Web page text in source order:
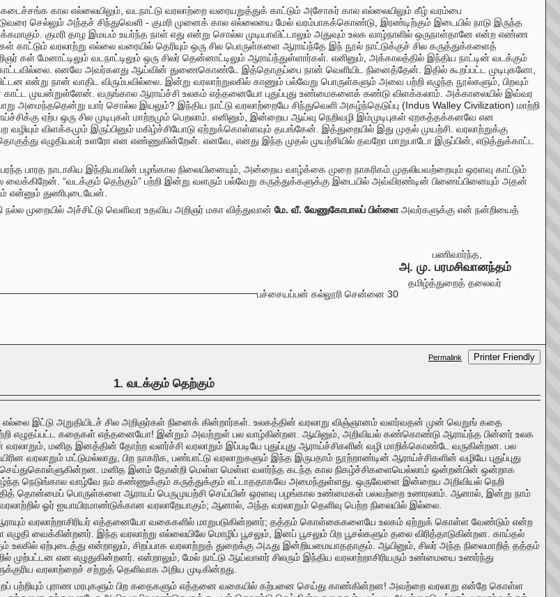
கடைச்சங்க கால எல்லையிலும், வடநாட்டு வரலாற்றை வரையறுத்துக் காட்டும் அசோகர் கால எல்லையிலும் கீழ் வரம்பை
செல்லும் அந்தச் சிந்துவெளி - குமரி முனைக் கால எல்லையை மேல் வரம்பாகக்கொண்டு, இரண்டிற்கும் இடையில் நாடு இருந்த
குமரி தாழ இமயம் உயர்ந்த நாள் எது என்று சொல்ல முடியாவிட்டாலும் அதுவும் உலக வாழ்நாளில் ஒருநாள்தானே என்ற எண்ண
வரலாற்று எல்லை வரையில் தெரியும் ஒரு சில பொருள்களை ஆராய்ந்தே இந் நூல் நாட்டுக்குச் சில கருத்துக்களைத்
கள் மேனாட்டிலும் வடநாட்டிலும் ஒரு சிலர் தென்னாட்டிலும் ஆராய்ந்துள்ளார்கள். எனினும், அக்காலத்தில் இந்திய நாட்டின் வடக்கும்
எனவே அவர்களது ஆய்வின் துணைகொண்டே இத்தொகுப்பை நான் வெளியிட நினைத்தேன். இதில் கூறப்பட்ட முடிபுகளோ,
என்று நான் வாதிட விரும்பவில்லை. இன்று வரலாற்றுலகில் காணும் பல்வேறு பொருள்களும் அவை பற்றி எழுந்த நூல்களும், பிறவும்
காட்ட முயன்றுள்ளேன். வருங்கால ஆராய்ச்சி உலகம் எத்தனையோ புதுப்புது உண்மைகளைக் கண்டு விளக்கலாம். அக்காலையில் இவ்வர
அமைந்ததென்று யார் சொல்ல இயலும்? இந்திய நாட்டு வரலாற்றையே சிந்துவெளி அகழ்ந்தெடுப்பு (Indus Walley Civilization) மாற்றி
ஏற்ப ஒரு சில முடிபுகள் மாற்றமும் பெறலாம். எனினும், இன்றைய ஆய்வு நெறிவழி இம்முடிபுகள் ஏறகத்தக்கனவே என
விளக்கமும் இருப்பினும் மகிழ்ச்சியோடு ஏற்றுக்கொள்ளவும் தயங்கேன். இத்துறையில் இது முதல் முயற்சி. வரலாற்றுக்கு
எழுதியவர் உளரோ என எண்ணுகின்றேன். எனவே, எனது இந்த முதல் முயற்சியில் தவறோ மாறுபாடோ இருப்பின், எடுத்துக்காட்ட
பாரத நாடாகிய இந்தியாவின் பழங்கால நிலையினையும், அன்றைய வாழ்க்கை முறை நாகரிகம் முதலியவற்றையும் ஒரளவு காட்டும்
“வடக்கும் தெற்கும்” பற்றி இன்று வளரும் பல்வேறு கருத்துக்களுக்கு இடையில் அவ்விரண்டின் பிணைப்பினையும் அதன்
என்னும் துணிபுடையேன்.
நல்ல முறையில் அச்சிட்டு வெளிவர உதவிய அறிஞர் மகா வித்துவான் மே. வீ. வேணுகோபாலப் பிள்ளைஅவர்களுக்கு என் நன்றியைத்
பணிவார்ந்த,
அ. மு. பரமசிவானந்தம்
தமிழ்த்துறைத் தலைவர்
பச்சையப்பன் கல்லூரி சென்னை 30
Permalink Printer Friendly
1. வடக்கும் தெற்கும்
இட்டு அறுதியிடச் சில அறிஞர்கள் நினைக் கின்றார்கள். உலகத்தின் வரலாறு விஞ்ஞானம் வளர்வதன் முன் வெறுங் கதை
பற்றி எழுதப்பட்ட கதைகள் எத்தனையோ! இன்றும் அவற்றுள் பல வாழ்கின்றன. ஆயினும், அறிவியல் கண்கொண்டு ஆராய்ந்த பின்னர் உலக
வரலாறும், மனித இனத்தின் தோற்ற வளர்ச்சி வரலாறும் இப்படியே புதுப்புது ஆராய்ச்சிகளின் வழி மாறிக்கொண்டே வருகின்றன. பல
வரலாறும் மட்டுமல்லாது, பிற நாகரிக, பண்பாட்டு வரலாறுகளும் இந்த இருபதாம் நூற்றாண்டின் ஆராய்ச்சிகளின் வழியே புதுப்புது
மனித இனம் தோன்றி மெள்ள மெள்ள வளர்ந்த கடந்த கால நிகழ்ச்சிகளையெல்லாம் ஒன்றன்பின் ஒன்றாக
நெடுங்கால வாழ்வே நம் கண்ணுக்கும் கருத்துக்கும் எட்டாததாகவே அமைந்துள்ளது. ஒருவேளை இன்றைய அறிவியல் நெறி
தொன்மைப் பொருள்களை ஆராயப் பெருமுயற்சி செய்யின் ஒரளவு பழங்கால உண்மைகள் பலவற்றை உணரலாம். ஆனால், இன்று நாம்
ஓர் ஐயாயிரமாண்டுக்கான வரலாறேயாகும்; ஆனால், அந்த வரலாறும் தெளிவு பெற்ற நிலையில் இல்லை.
வரலாற்றாசிரியர் எத்தனையோ வகைகளில் மாறுபடுகின்றனர்; தத்தம் கொள்கைகளையே உலகம் ஏற்றுக் கொள்ள வேண்டும் என்ற
வைக்கின்றனர். இந்த வரலாற்று எல்லையிலே மொழிப் பூசலும், இனப் பூசலும் பிற பூசல்களும் தலை விரித்தாடுகின்றன. காய்தல்
ஏற்புடைத்து என்றாலும், சிறப்பாக வரலாற்றுத் துறைக்கு அஃது இன்றியமையாததாகும். ஆயினும், சிலர் அந்த நிலைமாறித் தத்தம்
என எழுதுகின்றனர். என்றாலும், மேல் நாட்டு ஆய்வாளர் சிலரும் இந்திய வரலாற்றாசிரியரும் உண்மையை உணர்ந்து
வரலாற்றைச் சற்றுத் தெளிவாக அறிய முடிகின்றது.
பற்றியும் புராண மரபுகளும் பிற கதைகளும் எத்தனை வகையில் கற்பனை செய்து காண்கின்றன! அவற்றை வரலாறு என்றே கொள்ள